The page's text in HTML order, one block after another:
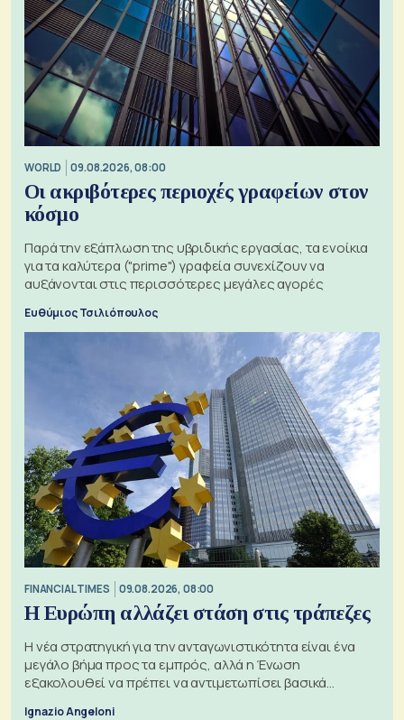
WORLD 09.08.2026, 08:00
Οι ακριβότερες περιοχές γραφείων στον
κόσμο
Παρά την εξάπλωση της υβριδικής εργασίας, τα ενοίκια
για τα καλύτερα ("prime") γραφεία συνεχίζουν να
αυξάνονται στις περισσότερες μεγάλες αγορές
Ευθύμιος Τσιλιόπουλος
FINANCIAL TIMES 09.08.2026, 08:00
Η Ευρώπη αλλάζει στάση στις τράπεζες
Η νέα στρατηγική για την ανταγωνιστικότητα είναι ένα
μεγάλο βήμα προς τα εμπρός, αλλά η Ένωση
εξακολουθεί να πρέπει να αντιμετωπίσει βασικά
Ignazio Angeloni